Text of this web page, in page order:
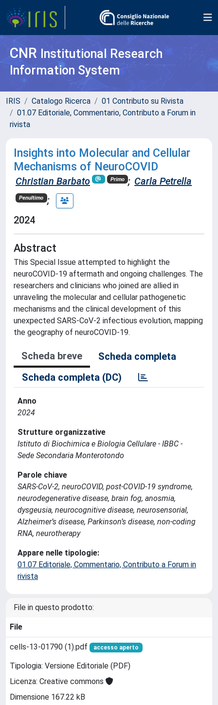
CNR Institutional Research
Information System
IRIS Catalogo Ricerca
01 Contributo su Rivista
01.07 Editoriale, Commentario, Contributo a Forum in
rivista
Insights into Molecular and Cellular
Mechanisms of NeuroCOVID
Christian Barbato Primo ; Carla Petrella
Penultimo ;
2024
Abstract
This Special Issue attempted to highlight the
neuroCOVID-19 aftermath and ongoing challenges. The
researchers and clinicians who joined are allied in
unraveling the molecular and cellular pathogenetic
mechanisms and the clinical development of this
unexpected SARS-CoV-2 infectious evolution, mapping
the geography of neuroCOVID-19.
Scheda breve
Scheda completa
Scheda completa (DC)
Anno
2024
Strutture organizzative
Istituto di Biochimica e Biologia Cellulare - IBBC -
Sede Secondaria Monterotondo
Parole chiave
SARS-CoV-2, neuroCOVID, post-COVID-19 syndrome,
neurodegenerative disease, brain fog, anosmia,
dysgeusia, neurocognitive disease, neurosensorial,
Alzheimer’s disease, Parkinson’s disease, non-coding
RNA, neurotherapy
Appare nelle tipologie:
01.07 Editoriale, Commentario, Contributo a Forum in
rivista
File in questo prodotto:
File
cells-13-01790 (1).pdf accesso aperto
Tipologia: Versione Editoriale (PDF)
Licenza: Creative commons
Dimensione 167.22 kB